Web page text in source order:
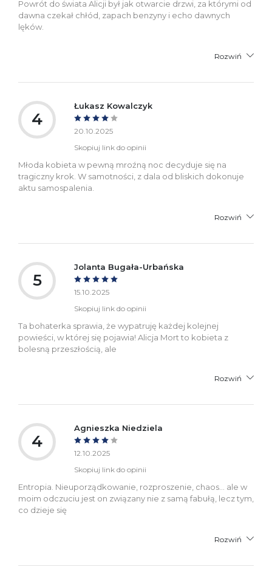
Powrót do świata Alicji był jak otwarcie drzwi, za którymi od
dawna czekał chłód, zapach benzyny i echo dawnych
lęków.
Rozwiń
4
Łukasz Kowalczyk
20.10.2025
Skopiuj link do opinii
Młoda kobieta w pewną mroźną noc decyduje się na
tragiczny krok. W samotności, z dala od bliskich dokonuje
aktu samospalenia.
Rozwiń
5
Jolanta Bugała-Urbańska
15.10.2025
Skopiuj link do opinii
Ta bohaterka sprawia, że wypatruję każdej kolejnej
powieści, w której się pojawia! Alicja Mort to kobieta z
bolesną przeszłością, ale
Rozwiń
4
Agnieszka Niedziela
12.10.2025
Skopiuj link do opinii
Entropia. Nieuporządkowanie, rozproszenie, chaos... ale w
moim odczuciu jest on związany nie z samą fabułą, lecz tym,
co dzieje się
Rozwiń